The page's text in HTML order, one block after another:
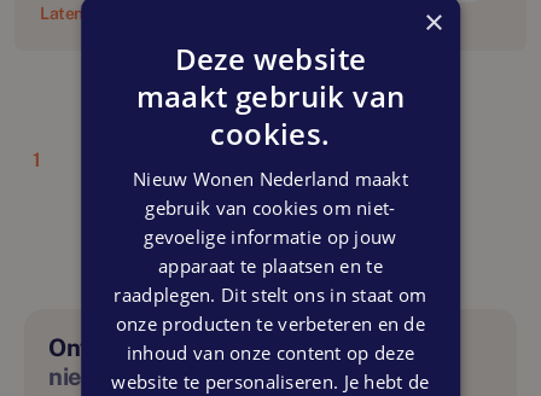
Laten we beginnen
1
Ontdek binnenkort onze
nieuw wonen app
×
Deze website
maakt gebruik van
cookies.
Nieuw Wonen Nederland maakt
gebruik van cookies om niet-
gevoelige informatie op jouw
apparaat te plaatsen en te
raadplegen. Dit stelt ons in staat om
onze producten te verbeteren en de
inhoud van onze content op deze
website te personaliseren. Je hebt de